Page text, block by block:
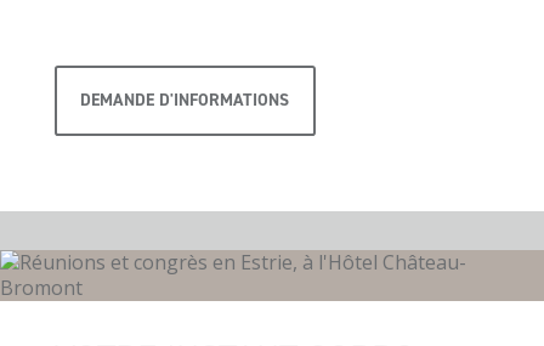
DEMANDE D'INFORMATIONS